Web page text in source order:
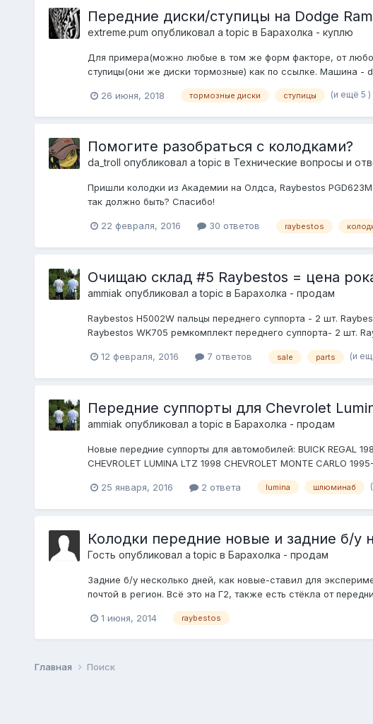
Передние диски/ступицы на Dodge
extreme.pum опубликовал a topic в Барахолка - куплю
Для примера(можно любые в том же форм факторе, от
ступицы(они же диски тормозные) как по ссылке. Машина -
26 июня, 2018 тормозные диски ступицы (и ещё 5 )
Помогите разобраться с колодками?
da_troll опубликовал a topic в Технические вопросы и
Пришли колодки из Академии на Олдса, Raybestos
так должно быть? Спасибо!
22 февраля, 2016 30 ответов raybestos
Очищаю склад #5 Raybestos = цена
ammiak опубликовал a topic в Барахолка - продам
Raybestos H5002W пальцы переднего суппорта - 2 шт.
Raybestos WK705 ремкомплект переднего суппорта- 2 шт.
12 февраля, 2016 7 ответов sale parts (и
Передние суппорты для Chevrolet
ammiak опубликовал a topic в Барахолка - продам
Новые передние суппорты для автомобилей: BUICK REGAL
CHEVROLET LUMINA LTZ 1998 CHEVROLET MONTE CARLO
25 января, 2016 2 ответа lumina шлюминаб
Колодки передние новые и задние б/у
Гость опубликовал a topic в Барахолка - продам
Задние б/у несколько дней, как новые-ставил для
почтой в регион. Всё это на Г2, также есть стёкла от
1 июня, 2014 raybestos
Главная Поиск